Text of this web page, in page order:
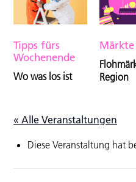
Tipps fürs
Wochenende
Wo was los ist
Märkte
Region
« Alle Veranstaltungen
Diese Veranstaltung hat